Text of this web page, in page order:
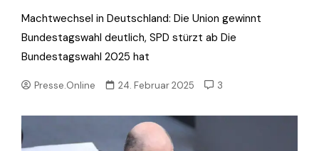
Machtwechsel in Deutschland: Die Union gewinnt
Bundestagswahl deutlich, SPD stürzt ab Die
Bundestagswahl 2025 hat
Presse.Online 24. Februar 2025 3